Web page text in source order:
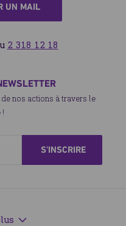
UN MAIL
2 318 12 18
nos actions à travers le